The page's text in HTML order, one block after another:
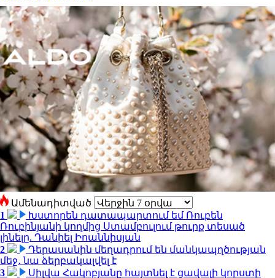
Ամենադիտված
1
Խստորեն դատապարտում եմ Ռուբեն
Ռուբինյանի կողմից Ստամբուլում թուրք տեսած
լինելը. Դանիել Իոաննիսյան
2
Դերասանին մեղադրում են մանկապղծության
մեջ․ նա ձերբակալվել է
3
Սիլվա Հակոբյանը հայտնել է ցավալի կորստի